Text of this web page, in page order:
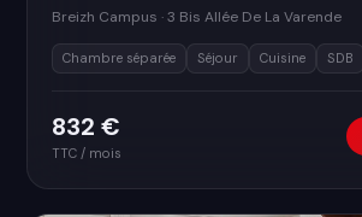
Breizh Campus · 3 Bis Allée De La Varende
Chambre séparée Séjour Cuisine SDB
832 €
TTC / mois